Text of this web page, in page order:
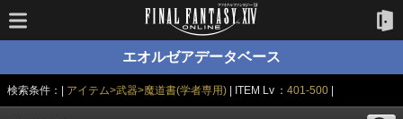
エオルゼアデータベース
検索条件：| アイテム>武器>魔道書(学者専用) | ITEM Lv ：401-500